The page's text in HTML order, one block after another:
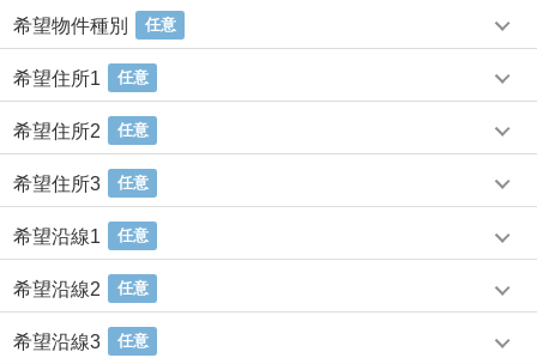
希望物件種別 任意
希望住所1 任意
希望住所2 任意
希望住所3 任意
希望沿線1 任意
希望沿線2 任意
希望沿線3 任意